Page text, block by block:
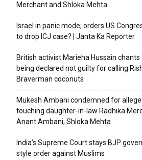
Merchant and Shloka Mehta
Israel in panic mode; orders US
to drop ICJ case? | Janta Ka Reporter
British activist Marieha Hussain chants
being declared not guilty for calling
Braverman coconuts
Mukesh Ambani condemned for
touching daughter-in-law Radhika
Anant Ambani, Shloka Mehta
India’s Supreme Court stays BJP
style order against Muslims